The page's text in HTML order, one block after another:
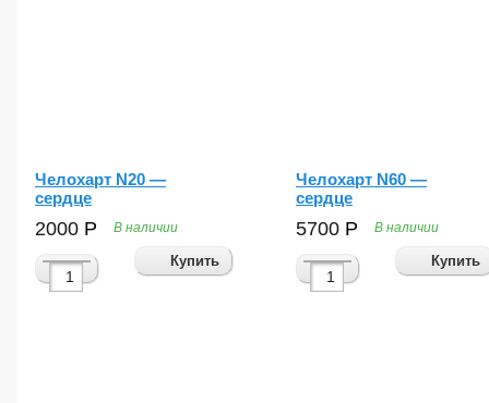
Челохарт N20 —
сердце
2000 Р В наличии
Купить
Челохарт N60 —
сердце
5700 Р В наличии
Купить